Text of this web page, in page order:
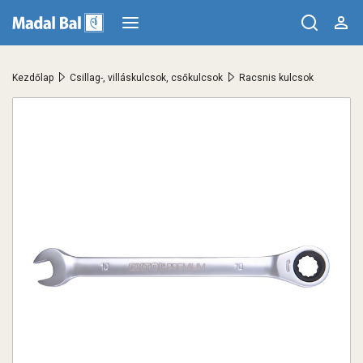
Kezdőlap > Csillag-, villáskulcsok, csőkulcsok > Racsnis kulcsok